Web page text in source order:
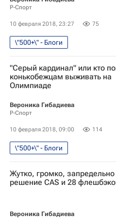
Конькобежный спорт - Пхенчхан
Зимние Олимпийские игры 2018
Р-Спорт
10 февраля 2018, 23:27 75
\"500+\" - Блоги
Дневник Игр - Пхенчхан 2018
Конькобежный спорт
Олимпийские игры
Пхенчхан 2018
Конькобежный спорт - Пхенчхан
Спортивный арбитражный суд
Зимние Олимпийские игры 2018
Мартина Сабликова
Клаудия Пехштайн
"Серый кардинал" или кто
конькобежцам выживать на
Олимпиаде
Вероника Гибадиева
Р-Спорт
10 февраля 2018, 09:00 114
\"500+\" - Блоги
Дневник Игр - Пхенчхан 2018
Конькобежный спорт
Жутко, громко, запредельно
решение CAS и 28
Вероника Гибадиева